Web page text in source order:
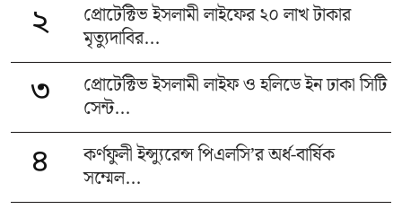
২
প্রোটেক্টিভ ইসলামী লাইফের ২০ লাখ টাকার
মৃত্যুদাবির...
৩
প্রোটেক্টিভ ইসলামী লাইফ ও হলিডে ইন ঢাকা সিটি
সেন্ট...
৪
কর্ণফুলী ইন্স্যুরেন্স পিএলসি’র অর্ধ-বার্ষিক
সম্মেল...